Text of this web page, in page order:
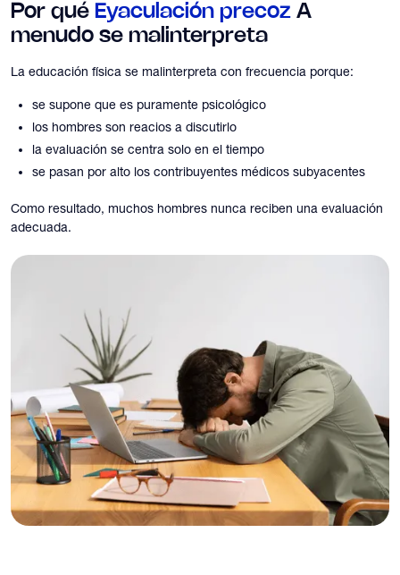
Por qué Eyaculación precoz A
menudo se malinterpreta
La educación física se malinterpreta con frecuencia porque:
se supone que es puramente psicológico
los hombres son reacios a discutirlo
la evaluación se centra solo en el tiempo
se pasan por alto los contribuyentes médicos subyacentes
Como resultado, muchos hombres nunca reciben una evaluación
adecuada.